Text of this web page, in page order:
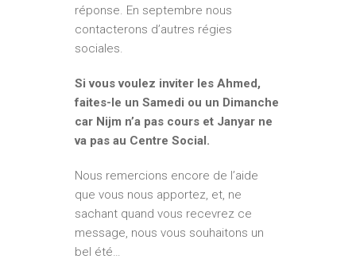
réponse. En septembre nous
contacterons d’autres régies
sociales.
Si vous voulez inviter les Ahmed,
faites-le un Samedi ou un Dimanche
car Nijm n’a pas cours et Janyar ne
va pas au Centre Social.
Nous remercions encore de l’aide
que vous nous apportez, et, ne
sachant quand vous recevrez ce
message, nous vous souhaitons un
bel été…